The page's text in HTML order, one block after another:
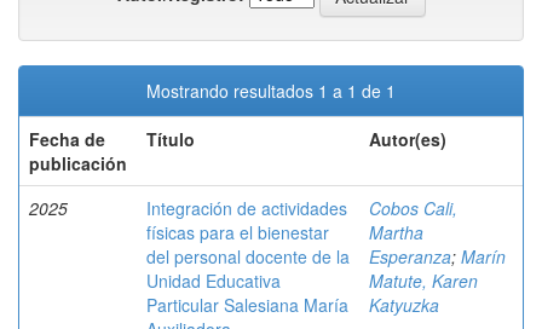
Mostrando resultados 1 a 1 de 1
Fecha de
publicación
Título Autor(es)
2025
Integración de actividades
físicas para el bienestar
del personal docente de la
Unidad Educativa
Particular Salesiana María
Cobos Cali,
Martha
Esperanza; Marín
Matute, Karen
Katyuzka